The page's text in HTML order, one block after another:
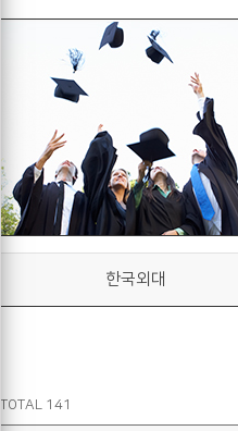
개
한국외대
TOTAL 141